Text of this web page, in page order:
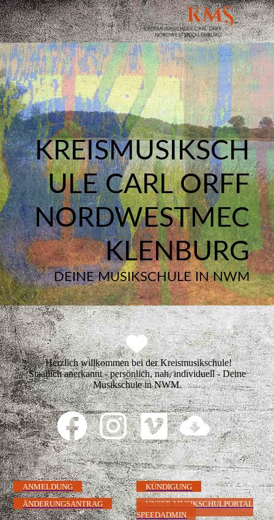
KREISMUSIKSCH
ULE CARL ORFF
NORDWESTMEC
KLENBURG
DEINE MUSIKSCHULE IN NWM
Herzlich willkommen bei der Kreismusikschule!
Staatlich anerkannt - persönlich, nah, individuell - Deine
Musikschule in NWM.
ANMELDUNG
KÜNDIGUNG
ÄNDERUNGSANTRAG
UNSER MUSIKSCHULPORTAL
SPEEDADMIN